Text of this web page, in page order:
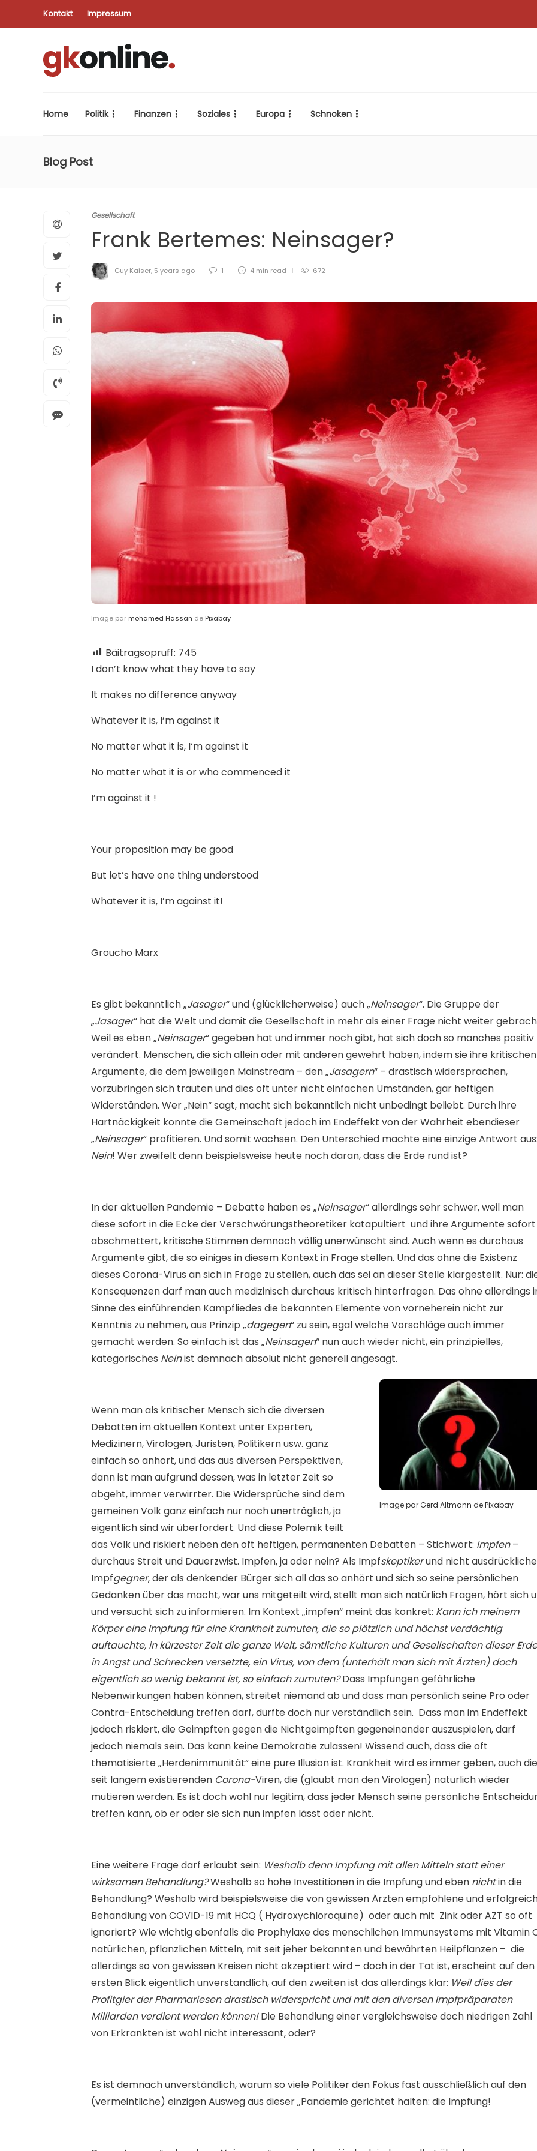
Kontakt Impressum
Home Politik Finanzen Soziales Europa Schnoken
Blog Post
Gesellschaft
Frank Bertemes: Neinsager?
Guy Kaiser, 5 years ago 1 4 min read 672
Image par mohamed Hassan de Pixabay
Bäitragsopruff: 745
I don’t know what they have to say
It makes no difference anyway
Whatever it is, I’m against it
No matter what it is, I‘m against it
No matter what it is or who commenced it
I’m against it !
Your proposition may be good
But let’s have one thing understood
Whatever it is, I’m against it!
Groucho Marx
Es gibt bekanntlich „Jasager“ und (glücklicherweise) auch „Neinsager“. Die Gruppe der
„Jasager“ hat die Welt und damit die Gesellschaft in mehr als einer Frage nicht weiter
Weil es eben „Neinsager“ gegeben hat und immer noch gibt, hat sich doch so manches positiv
verändert. Menschen, die sich allein oder mit anderen gewehrt haben, indem sie ihre kritischen
Argumente, die dem jeweiligen Mainstream – den „Jasagern“ – drastisch widersprachen,
vorzubringen sich trauten und dies oft unter nicht einfachen Umständen, gar heftigen
Widerständen. Wer „Nein“ sagt, macht sich bekanntlich nicht unbedingt beliebt. Durch ihre
Hartnäckigkeit konnte die Gemeinschaft jedoch im Endeffekt von der Wahrheit ebendieser
„Neinsager“ profitieren. Und somit wachsen. Den Unterschied machte eine einzige Antwort
Nein! Wer zweifelt denn beispielsweise heute noch daran, dass die Erde rund ist?
In der aktuellen Pandemie – Debatte haben es „Neinsager“ allerdings sehr schwer, weil man
diese sofort in die Ecke der Verschwörungstheoretiker katapultiert und ihre Argumente sofort
abschmettert, kritische Stimmen demnach völlig unerwünscht sind. Auch wenn es durchaus
Argumente gibt, die so einiges in diesem Kontext in Frage stellen. Und das ohne die Existenz
dieses Corona-Virus an sich in Frage zu stellen, auch das sei an dieser Stelle klargestellt. Nur:
Konsequenzen darf man auch medizinisch durchaus kritisch hinterfragen. Das ohne allerdings
Sinne des einführenden Kampfliedes die bekannten Elemente von vorneherein nicht zur
Kenntnis zu nehmen, aus Prinzip „dagegen“ zu sein, egal welche Vorschläge auch immer
gemacht werden. So einfach ist das „Neinsagen“ nun auch wieder nicht, ein prinzipielles,
kategorisches Neinist demnach absolut nicht generell angesagt.
Image parGerd Altmann dePixabay
Wenn man als kritischer Mensch sich die diversen
Debatten im aktuellen Kontext unter Experten,
Medizinern, Virologen, Juristen, Politikern usw. ganz
einfach so anhört, und das aus diversen Perspektiven,
dann ist man aufgrund dessen, was in letzter Zeit so
abgeht, immer verwirrter. Die Widersprüche sind dem
gemeinen Volk ganz einfach nur noch unerträglich, ja
eigentlich sind wir überfordert. Und diese Polemik teilt
das Volk und riskiert neben den oft heftigen, permanenten Debatten – Stichwort: Impfen–
durchaus Streit und Dauerzwist. Impfen, ja oder nein? Als Impfskeptikerund nicht
Impfgegner, der als denkender Bürger sich all das so anhört und sich so seine persönlichen
Gedanken über das macht, war uns mitgeteilt wird, stellt man sich natürlich Fragen, hört sich
und versucht sich zu informieren. Im Kontext „impfen“ meint das konkret: Kann ich meinem
Körper eine Impfung für eine Krankheit zumuten, die so plötzlich und höchst verdächtig
auftauchte, in kürzester Zeit die ganze Welt, sämtliche Kulturen und Gesellschaften dieser Erde
in Angst und Schrecken versetzte, ein Virus, von dem (unterhält man sich mit Ärzten) doch
eigentlich so wenig bekannt ist, so einfach zumuten?Dass Impfungen gefährliche
Nebenwirkungen haben können, streitet niemand ab und dass man persönlich seine Pro oder
Contra-Entscheidung treffen darf, dürfte doch nur verständlich sein. Dass man im Endeffekt
jedoch riskiert, die Geimpften gegen die Nichtgeimpften gegeneinander auszuspielen, darf
jedoch niemals sein. Das kann keine Demokratie zulassen! Wissend auch, dass die oft
thematisierte „Herdenimmunität“ eine pure Illusion ist. Krankheit wird es immer geben, auch die
seit langem existierenden Corona-Viren, die (glaubt man den Virologen) natürlich wieder
mutieren werden. Es ist doch wohl nur legitim, dass jeder Mensch seine persönliche
treffen kann, ob er oder sie sich nun impfen lässt oder nicht.
Eine weitere Frage darf erlaubt sein: Weshalb denn Impfung mit allen Mitteln statt einer
wirksamen Behandlung?Weshalb so hohe Investitionen in die Impfung und eben nichtin die
Behandlung? Weshalb wird beispielsweise die von gewissen Ärzten empfohlene und
Behandlung von COVID-19 mit HCQ ( Hydroxychloroquine) oder auch mit Zink oder AZT so oft
ignoriert? Wie wichtig ebenfalls die Prophylaxe des menschlichen Immunsystems mit Vitamin
natürlichen, pflanzlichen Mitteln, mit seit jeher bekannten und bewährten Heilpflanzen – die
allerdings so von gewissen Kreisen nicht akzeptiert wird – doch in der Tat ist, erscheint auf den
ersten Blick eigentlich unverständlich, auf den zweiten ist das allerdings klar: Weil dies der
Profitgier der Pharmariesen drastisch widerspricht und mit den diversen Impfpräparaten
Milliarden verdient werden können!Die Behandlung einer vergleichsweise doch niedrigen Zahl
von Erkrankten ist wohl nicht interessant, oder?
Es ist demnach unverständlich, warum so viele Politiker den Fokus fast ausschließlich auf den
(vermeintliche) einzigen Ausweg aus dieser „Pandemie gerichtet halten: die Impfung!